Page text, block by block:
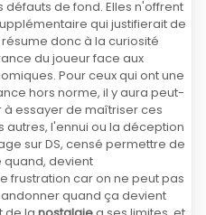
de fond. Elles n'offrent
qui justifierait de
donc à la curiosité
du joueur face aux
Pour ceux qui ont une
hors norme, il y aura peut-
essayer de maîtriser ces
autres, l'ennui ou la déception
sur DS, censé permettre de
devient
frustration car on ne peut pas
quand ça devient